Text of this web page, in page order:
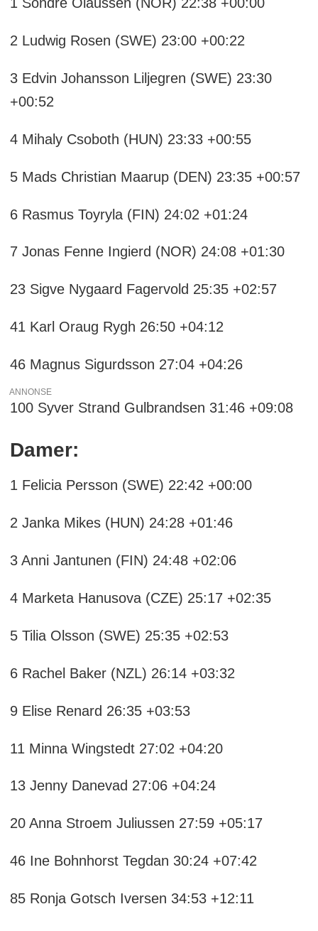
2 Ludwig Rosen (SWE) 23:00 +00:22
3 Edvin Johansson Liljegren (SWE) 23:30
+00:52
4 Mihaly Csoboth (HUN) 23:33 +00:55
5 Mads Christian Maarup (DEN) 23:35 +00:57
6 Rasmus Toyryla (FIN) 24:02 +01:24
7 Jonas Fenne Ingierd (NOR) 24:08 +01:30
23 Sigve Nygaard Fagervold 25:35 +02:57
41 Karl Oraug Rygh 26:50 +04:12
46 Magnus Sigurdsson 27:04 +04:26
ANNONSE
100 Syver Strand Gulbrandsen 31:46 +09:08
Damer:
1 Felicia Persson (SWE) 22:42 +00:00
2 Janka Mikes (HUN) 24:28 +01:46
3 Anni Jantunen (FIN) 24:48 +02:06
4 Marketa Hanusova (CZE) 25:17 +02:35
5 Tilia Olsson (SWE) 25:35 +02:53
6 Rachel Baker (NZL) 26:14 +03:32
9 Elise Renard 26:35 +03:53
11 Minna Wingstedt 27:02 +04:20
13 Jenny Danevad 27:06 +04:24
20 Anna Stroem Juliussen 27:59 +05:17
46 Ine Bohnhorst Tegdan 30:24 +07:42
85 Ronja Gotsch Iversen 34:53 +12:11